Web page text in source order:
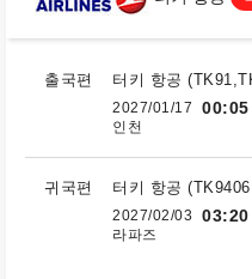
출국편 터키 항공 (
2027/01/17 00:05
인천
귀국편 터키 항공 (
2027/02/03 03:20
라파즈